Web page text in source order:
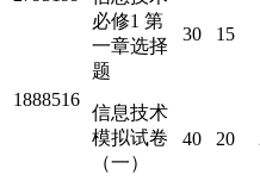
必修1 第
一章选择
题
30 15
1888516
信息技术
模拟试卷
（一）
40 20